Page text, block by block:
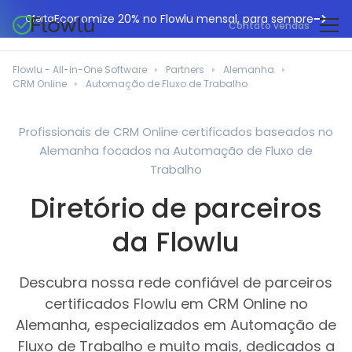
OfertaEconomize 20% no Flowlu mensal, para sempre
Contato vendas
Gestão de projetos
Faturação online
Automação do fluxo de trabalho
Ferramentas de colaboração
Gestão financeira
Base de conhecimento
Agências de marketing
Departamentos de TI
Consultores de negócios
Profissionais jurídicos
Empresas de fabrico
Pequenos negócios
Planeadores de eventos
Central de ajuda
Blogue Flowlu
Guias
Casos de utilização
Ferramentas gratuitas
Português
Flowlu - All-in-One Software Partners
Alemanha
CRM Online
Automação de Fluxo de Trabalho
Profissionais de CRM Online certificados baseados no
Alemanha focados na Automação de Fluxo de
Trabalho
Diretório de parceiros
da Flowlu
Descubra nossa rede confiável de parceiros
certificados Flowlu em CRM Online no
Alemanha, especializados em Automação de
Fluxo de Trabalho e muito mais, dedicados a